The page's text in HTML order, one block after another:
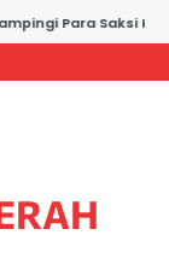
Hadiri